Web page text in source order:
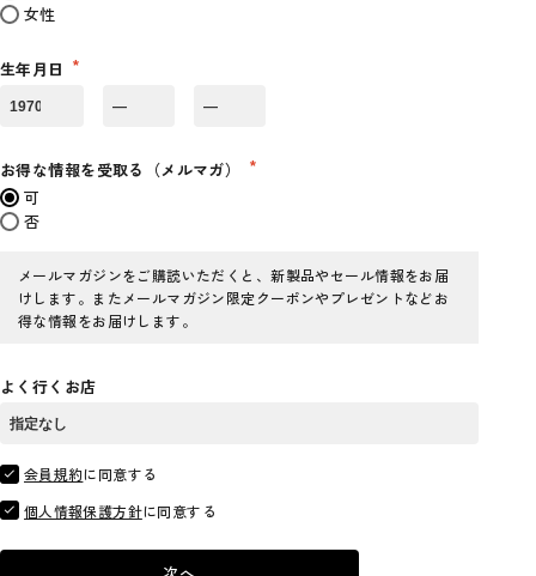
女性
生年月日
お得な情報を受取る（メルマガ）
可
否
メールマガジンをご購読いただくと、新製品やセール情報をお届
けします。またメールマガジン限定クーポンやプレゼントなどお
得な情報をお届けします。
よく行くお店
会員規約に同意する
個人情報保護方針に同意する